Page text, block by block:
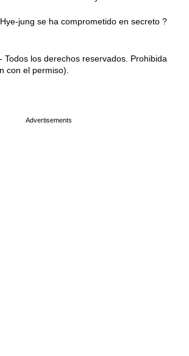
jung se ha comprometido en secreto ?
Todos los derechos reservados. Prohibida
con el permiso).